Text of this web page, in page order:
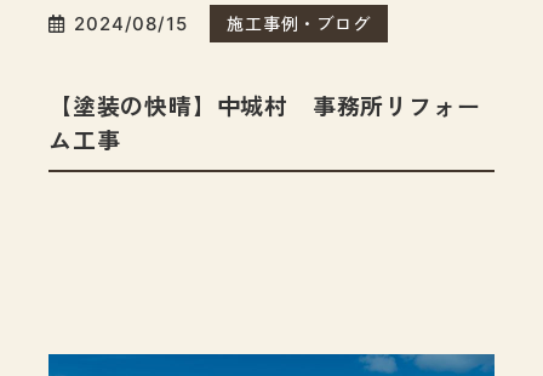
2024/08/15 施工事例・ブログ
【塗装の快晴】中城村 事務所リフォー
ム工事